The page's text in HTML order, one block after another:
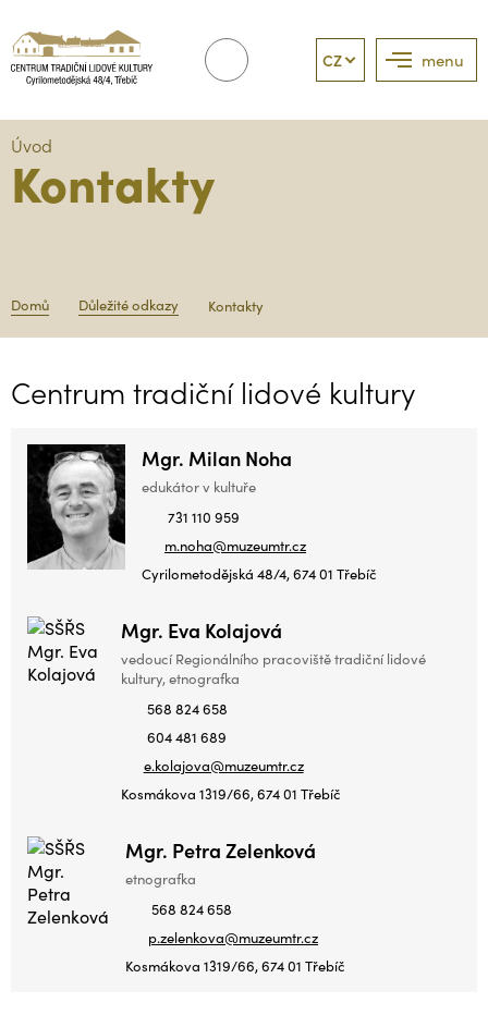
menu
CZ
Úvod
Kontakty
Domů Důležité odkazy Kontakty
Centrum tradiční lidové kultury
Mgr. Milan Noha
edukátor v kultuře
731 110 959
m.noha@muzeumtr.cz
Cyrilometodějská 48/4, 674 01 Třebíč
Mgr. Eva Kolajová
vedoucí Regionálního pracoviště tradiční lidové
kultury, etnografka
568 824 658
604 481 689
e.kolajova@muzeumtr.cz
Kosmákova 1319/66, 674 01 Třebíč
Mgr. Petra Zelenková
etnografka
568 824 658
p.zelenkova@muzeumtr.cz
Kosmákova 1319/66, 674 01 Třebíč